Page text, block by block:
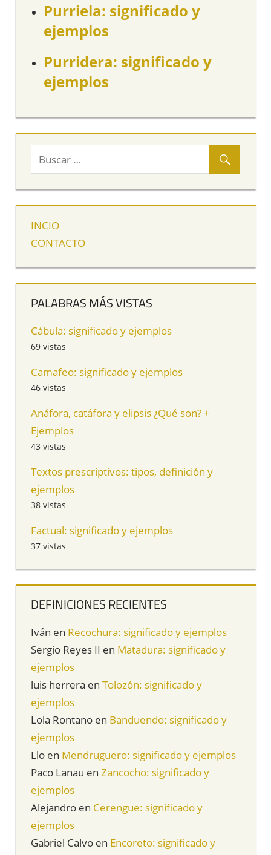
Purriela: significado y
ejemplos
Purridera: significado y
ejemplos
INCIO
CONTACTO
PALABRAS MÁS VISTAS
Cábula: significado y ejemplos
69 vistas
Camafeo: significado y ejemplos
46 vistas
Anáfora, catáfora y elipsis ¿Qué son? +
Ejemplos
43 vistas
Textos prescriptivos: tipos, definición y
ejemplos
38 vistas
Factual: significado y ejemplos
37 vistas
DEFINICIONES RECIENTES
Iván en Recochura: significado y ejemplos
Sergio Reyes II en Matadura: significado y
ejemplos
luis herrera en Tolozón: significado y
ejemplos
Lola Rontano en Banduendo: significado y
ejemplos
Llo en Mendruguero: significado y ejemplos
Paco Lanau en Zancocho: significado y
ejemplos
Alejandro en Cerengue: significado y
ejemplos
Gabriel Calvo en Encoreto: significado y